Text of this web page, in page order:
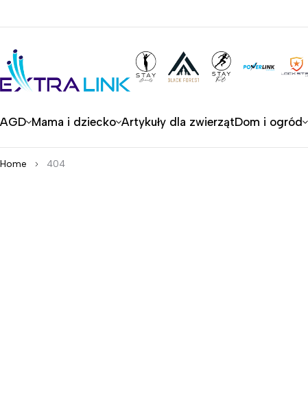
AGD Mama i dziecko Artykuły dla zwierzątDom i ogród
Home 404